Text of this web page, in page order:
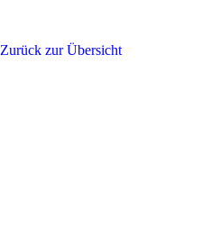
Zurück zur Übersicht